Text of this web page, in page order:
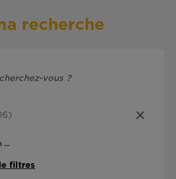
recherche
...
filtres